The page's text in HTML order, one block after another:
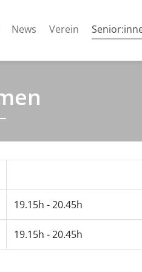
News Verein
19.15h - 20.45h
19.15h - 20.45h